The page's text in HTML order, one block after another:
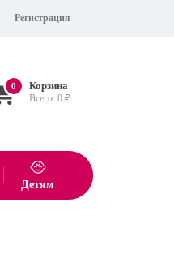
Регистрация
0 Корзина
Всего:0 ₽
Детям